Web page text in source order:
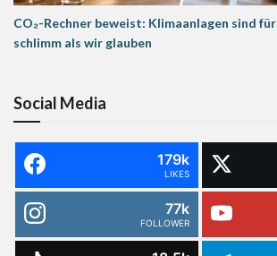
CO₂-Rechner beweist: Klimaanlagen sind
schlimm als wir glauben
Social Media
179k
LIKES
77k
FOLLOWER